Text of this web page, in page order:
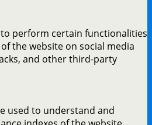
perform certain functionalities
the website on social media
and other third-party
used to understand and